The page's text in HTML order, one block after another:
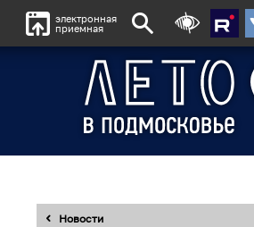
электронная
приемная
Новости